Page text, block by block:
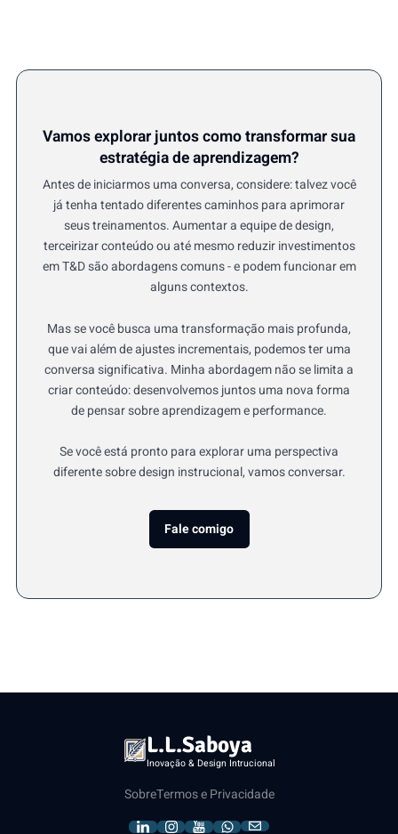
Vamos explorar juntos como transformar sua
estratégia de aprendizagem?
Antes de iniciarmos uma conversa, considere: talvez você
já tenha tentado diferentes caminhos para aprimorar
seus treinamentos. Aumentar a equipe de design,
terceirizar conteúdo ou até mesmo reduzir investimentos
em T&D são abordagens comuns - e podem funcionar em
alguns contextos.
Mas se você busca uma transformação mais profunda,
que vai além de ajustes incrementais, podemos ter uma
conversa significativa. Minha abordagem não se limita a
criar conteúdo: desenvolvemos juntos uma nova forma
de pensar sobre aprendizagem e performance.
Se você está pronto para explorar uma perspectiva
diferente sobre design instrucional, vamos conversar.
Fale comigo
L.L.Saboya
Inovação & Design Intrucional
SobreTermos e Privacidade